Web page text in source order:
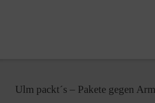
Ulm packt´s – Pakete gegen